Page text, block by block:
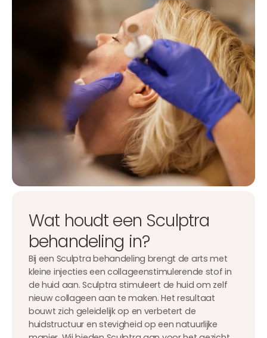
Wat houdt een Sculptra
behandeling in?
Bij een Sculptra behandeling brengt de arts met
kleine injecties een collageenstimulerende stof in
de huid aan. Sculptra stimuleert de huid om zelf
nieuw collageen aan te maken. Het resultaat
bouwt zich geleidelijk op en verbetert de
huidstructuur en stevigheid op een natuurlijke